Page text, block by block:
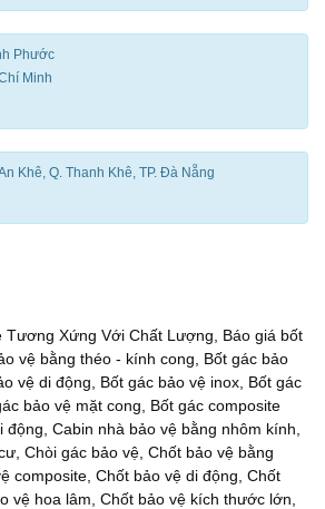
Phước
Minh
Khê, Q. Thanh Khê, TP. Đà Nẵng
Tương Xứng Với Chất Lượng
Báo giá bốt
vệ bằng théo - kính cong
Bốt gác bảo
vệ di động Bốt gác bảo vệ inox Bốt gác
bảo vệ mặt cong
Bốt gác composite
động Cabin nhà bảo vệ bằng nhôm kính
Chòi gác bảo vệ Chốt bảo vệ bằng
composite Chốt bảo vệ di động Chốt
vệ hoa lâm Chốt bảo vệ kích thước lớn